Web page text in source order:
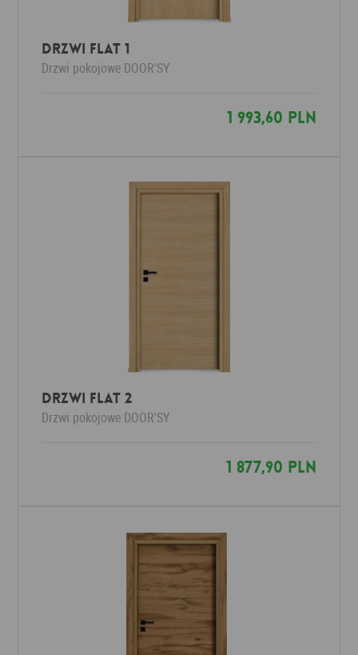
DRZWI FLAT 1
Drzwi pokojowe DOOR'SY
1 993,60 PLN
DRZWI FLAT 2
Drzwi pokojowe DOOR'SY
1 877,90 PLN